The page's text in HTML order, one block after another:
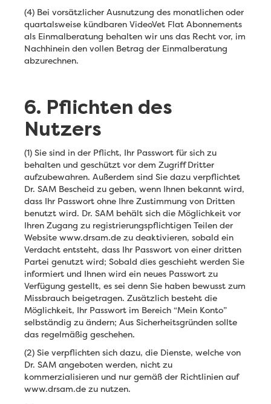
(4) Bei vorsätzlicher Ausnutzung des monatlichen oder
quartalsweise kündbaren VideoVet Flat Abonnements
als Einmalberatung behalten wir uns das Recht vor, im
Nachhinein den vollen Betrag der Einmalberatung
abzurechnen.
6. Pflichten des
Nutzers
(1) Sie sind in der Pflicht, Ihr Passwort für sich zu
behalten und geschützt vor dem Zugriff Dritter
aufzubewahren. Außerdem sind Sie dazu verpflichtet
Dr. SAM Bescheid zu geben, wenn Ihnen bekannt wird,
dass Ihr Passwort ohne Ihre Zustimmung von Dritten
benutzt wird. Dr. SAM behält sich die Möglichkeit vor
Ihren Zugang zu registrierungspflichtigen Teilen der
Website www.drsam.de zu deaktivieren, sobald ein
Verdacht entsteht, dass Ihr Passwort von einer dritten
Partei genutzt wird; Sobald dies geschieht werden Sie
informiert und Ihnen wird ein neues Passwort zu
Verfügung gestellt, es sei denn Sie haben bewusst zum
Missbrauch beigetragen. Zusätzlich besteht die
Möglichkeit, Ihr Passwort im Bereich “Mein Konto”
selbständig zu ändern; Aus Sicherheitsgründen sollte
das regelmäßig geschehen.
(2) Sie verpflichten sich dazu, die Dienste, welche von
Dr. SAM angeboten werden, nicht zu
kommerzialisieren und nur gemäß der Richtlinien auf
www.drsam.de zu nutzen.